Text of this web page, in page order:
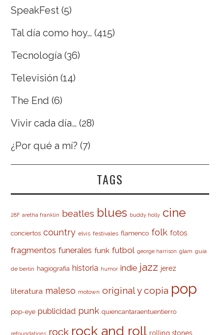
SpeakFest (5)
Tal día como hoy… (415)
Tecnología (36)
Televisión (14)
The End (6)
Vivir cada día… (28)
¿Por qué a mí? (7)
TAGS
28F aretha franklin beatles blues buddy holly cine
conciertos country elvis festivales flamenco folk fotos
fragmentos funerales funk futbol george harrison glam guía
de berlín hagiografia historia humor indie jazz jerez
literatura maleso motown original y copia pop
pop-eye publicidad punk quiencantaraentuentierro
refoundations rock rock and roll rolling stones